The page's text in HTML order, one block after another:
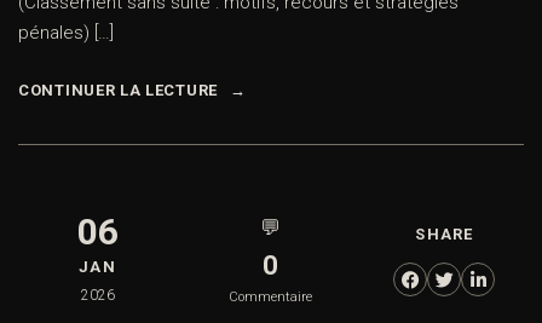
pénales) […]
CONTINUER LA LECTURE
06
JAN
2026
💬
0
Commentaire
SHARE